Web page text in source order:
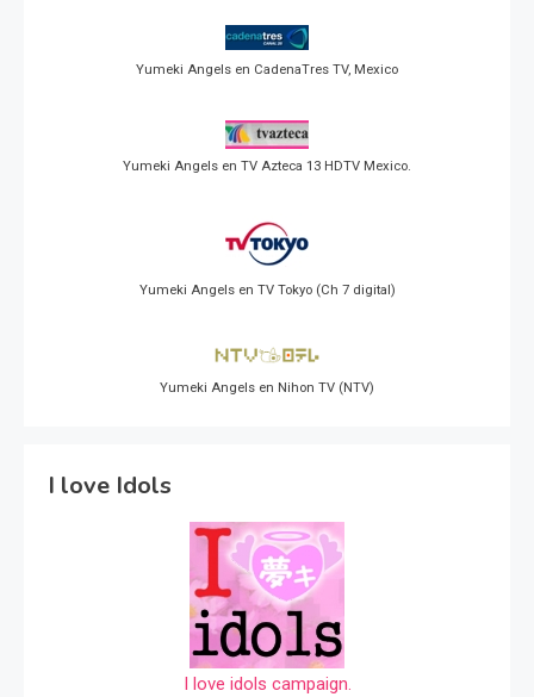
Yumeki Angels en CadenaTres TV, Mexico
Yumeki Angels en TV Azteca 13 HDTV Mexico.
Yumeki Angels en TV Tokyo (Ch 7 digital)
Yumeki Angels en Nihon TV (NTV)
I love Idols
I love idols campaign.